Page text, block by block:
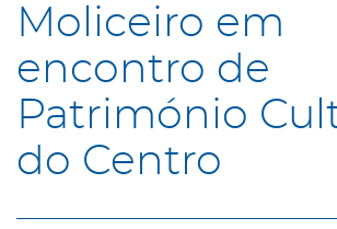
Moliceiro em
encontro de
Património
do Centro